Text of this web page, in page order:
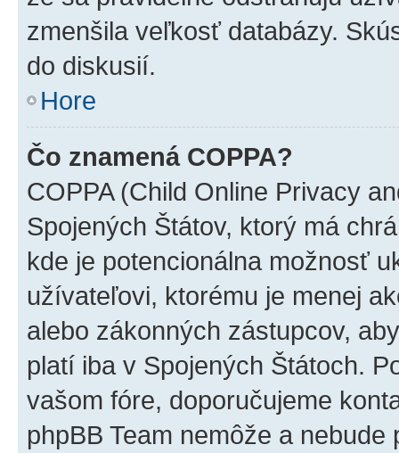
zmenšila veľkosť databázy.
do diskusií.
Hore
Čo znamená COPPA?
COPPA (Child Online Privacy
Spojených Štátov, ktorý má
kde je potencionálna možnosť
užívateľovi, ktorému je menej
alebo zákonných zástupcov,
platí iba v Spojených Štátoch.
vašom fóre, doporučujeme
phpBB Team nemôže a